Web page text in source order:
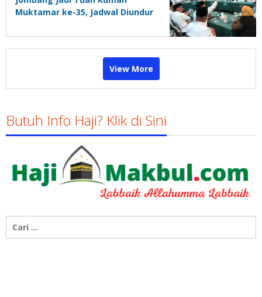
Muktamar ke-35, Jadwal Diundur
View More
Butuh Info Haji? Klik di Sini
untuk: